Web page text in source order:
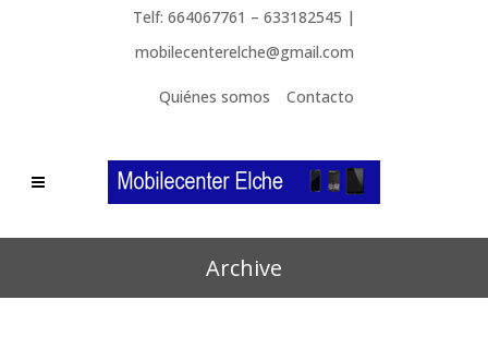
Telf: 664067761 – 633182545 |
mobilecenterelche@gmail.com
Quiénes somos Contacto
Archive